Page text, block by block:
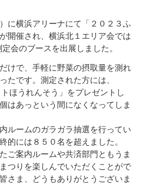
に横浜アリーナにて「２０２３ふ
開催され、横浜北１エリア会では
会のブースを出展しました。
けで、手軽に野菜の摂取量を測れ
たです。測定された方には、
ほうれんそう」をプレゼントし
はあっという間になくなってしま
ルームのガラガラ抽選を行ってい
的には８５０名を超えました。
ご案内ルームや共済部門ともうま
つりを楽しんでいただくことがで
さま、どうもありがとうございま